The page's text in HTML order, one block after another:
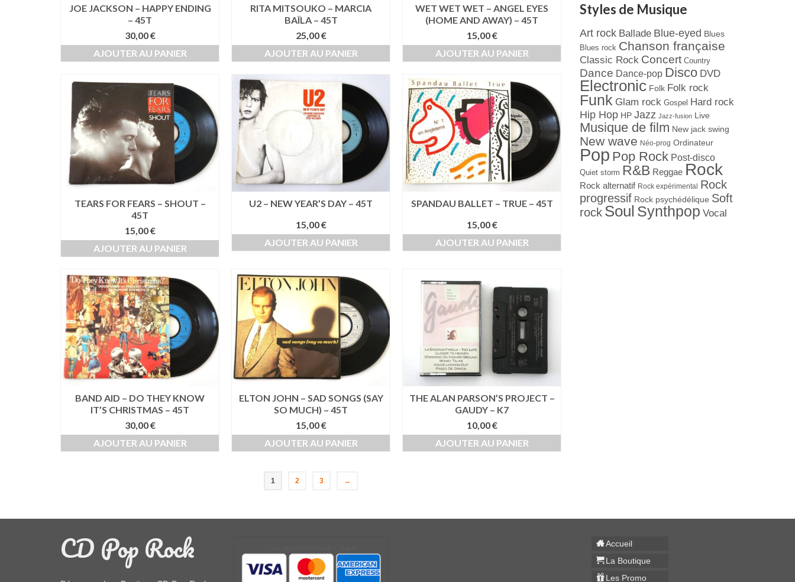
JOE JACKSON – HAPPY ENDING
– 45T
30,00€
AJOUTER AU PANIER
RITA MITSOUKO – MARCIA
BAÏLA – 45T
25,00€
AJOUTER AU PANIER
WET WET WET – ANGEL EYES
(HOME AND AWAY) – 45T
15,00€
AJOUTER AU PANIER
TEARS FOR FEARS – SHOUT –
45T
15,00€
AJOUTER AU PANIER
U2 – NEW YEAR’S DAY – 45T
15,00€
AJOUTER AU PANIER
SPANDAU BALLET – TRUE – 45T
15,00€
AJOUTER AU PANIER
BAND AID – DO THEY KNOW
IT’S CHRISTMAS – 45T
30,00€
AJOUTER AU PANIER
ELTON JOHN – SAD SONGS (SAY
SO MUCH) – 45T
15,00€
AJOUTER AU PANIER
THE ALAN PARSON’S PROJECT –
GAUDY – K7
10,00€
AJOUTER AU PANIER
1 2 3 →
Styles de Musique
Art rock Ballade Blue-eyed Blues
Blues rock Chanson française
Classic Rock Concert Country
Dance Dance-pop Disco DVD
Electronic Folk Folk rock
Funk Glam rock Gospel Hard rock
Hip Hop HP Jazz Jazz-fusion Live
Musique de film New jack swing
New wave Néo-prog Ordinateur
Pop Pop Rock Post-disco
Quiet storm R&B Reggae Rock
Rock alternatif Rock expérimental Rock
progressif Rock psychédélique Soft
rock Soul Synthpop Vocal
CD Pop Rock
Accueil
La Boutique
Les Promo